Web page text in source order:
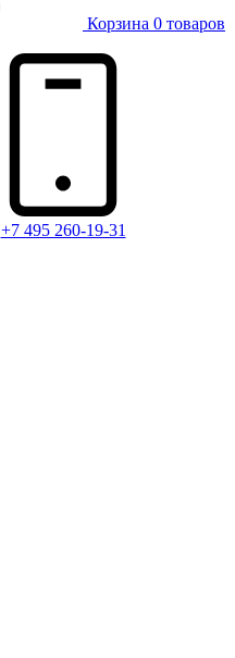
Корзина 0 товаров
+7 495 260-19-31